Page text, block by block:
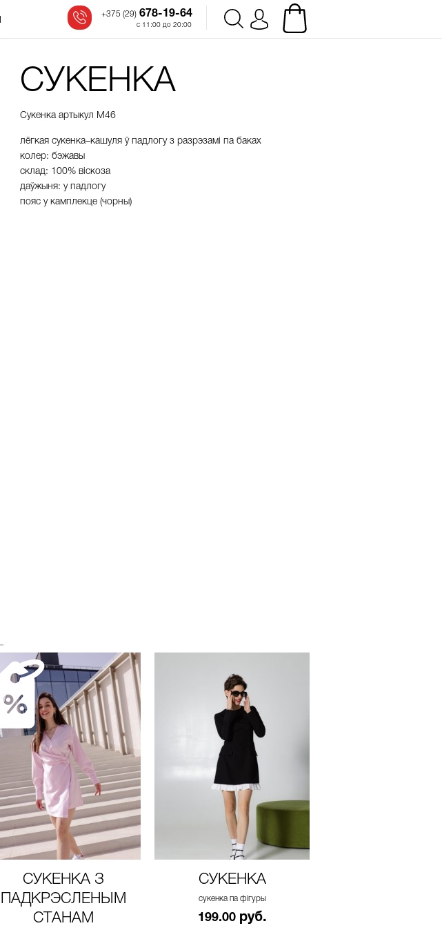
+375 (29) 678-19-64‬
с 11:00 до 20:00
СУКЕНКА
Сукенка артыкул М46
лёгкая сукенка–кашуля ў падлогу з разрэзамі па баках
колер: бэжавы
склад: 100% вiскоза
даўжыня: у падлогу
пояс у камплекце (чорны)
СУКЕНКА З
ПАДКРЭСЛЕНЫМ
СТАНАМ
СУКЕНКА
сукенка па фігуры
199.00 руб.